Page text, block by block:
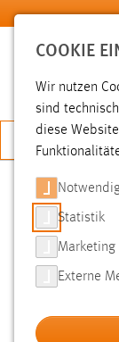
Zum Hauptinhalt
SUCHE
FILTER
Typ
COOKIE
Wir nutzen
sind
diese
Statistik
Marketing
Externe